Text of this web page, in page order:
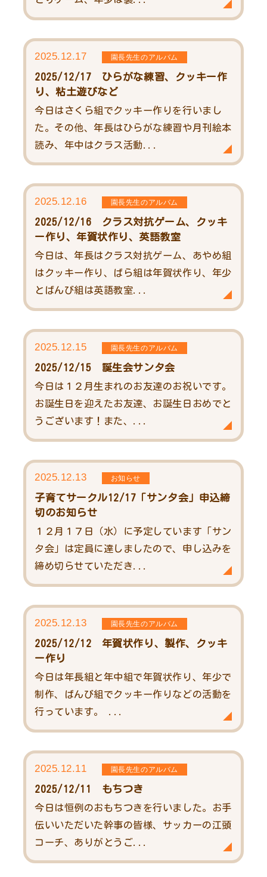
2025.12.17 園長先生のアルバム
2025/12/17 ひらがな練習、クッキー作
り、粘土遊びなど
今日はさくら組でクッキー作りを行いまし
た。その他、年長はひらがな練習や月刊絵本
読み、年中はクラス活動...
2025.12.16 園長先生のアルバム
2025/12/16 クラス対抗ゲーム、クッキ
ー作り、年賀状作り、英語教室
今日は、年長はクラス対抗ゲーム、あやめ組
はクッキー作り、ばら組は年賀状作り、年少
とばんび組は英語教室...
2025.12.15 園長先生のアルバム
2025/12/15 誕生会サンタ会
今日は１２月生まれのお友達のお祝いです。
お誕生日を迎えたお友達、お誕生日おめでと
うございます！また、...
2025.12.13 お知らせ
子育てサークル12/17「サンタ会」申込締
切のお知らせ
１２月１７日（水）に予定しています「サン
タ会」は定員に達しましたので、申し込みを
締め切らせていただき...
2025.12.13 園長先生のアルバム
2025/12/12 年賀状作り、製作、クッキ
ー作り
今日は年長組と年中組で年賀状作り、年少で
制作、ばんび組でクッキー作りなどの活動を
行っています。 ...
2025.12.11 園長先生のアルバム
2025/12/11 もちつき
今日は恒例のおもちつきを行いました。お手
伝いいただいた幹事の皆様、サッカーの江頭
コーチ、ありがとうご...